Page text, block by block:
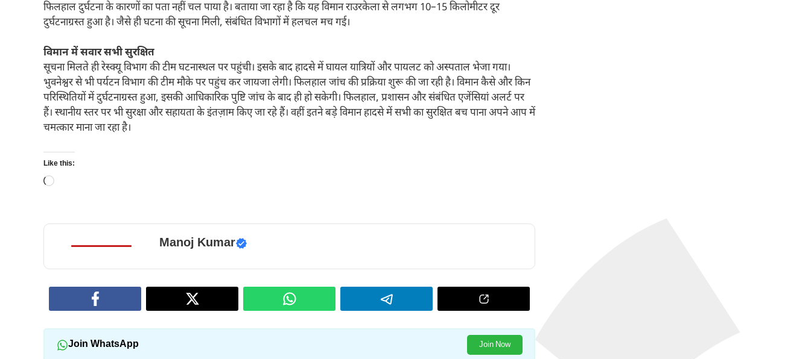
फिलहाल दुर्घटना के कारणों का पता नहीं चल पाया है। बताया जा रहा है कि यह विमान राउरकेला से लगभग 10–15 किलोमीटर दूर
दुर्घटनाग्रस्त हुआ है। जैसे ही घटना की सूचना मिली, संबंधित विभागों में हलचल मच गई।
विमान में सवार सभी सुरक्षित
सूचना मिलते ही रेस्क्यू विभाग की टीम घटनास्थल पर पहुंची। इसके बाद हादसे में घायल यात्रियों और पायलट को अस्पताल भेजा गया।
भुवनेश्वर से भी पर्यटन विभाग की टीम मौके पर पहुंच कर जायजा लेगी। फिलहाल जांच की प्रक्रिया शुरू की जा रही है। विमान कैसे और किन
परिस्थितियों में दुर्घटनाग्रस्त हुआ, इसकी आधिकारिक पुष्टि जांच के बाद ही हो सकेगी। फिलहाल, प्रशासन और संबंधित एजेंसियां अलर्ट पर
हैं। स्थानीय स्तर पर भी सुरक्षा और सहायता के इंतज़ाम किए जा रहे हैं। वहीं इतने बड़े विमान हादसे में सभी का सुरक्षित बच पाना अपने आप में
चमत्कार माना जा रहा है।
Like this:
Loading…
Manoj Kumar
Join WhatsApp Join Now